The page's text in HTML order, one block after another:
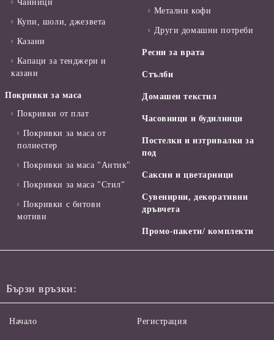
Чайници
Купи, шоли, джезвета
Казани
Капаци за тенджери и
казани
Покривки за маса
Покривки от плат
Покривки за маса от
полиестер
Покривки за маса "Антик"
Покривки за маса "Стил"
Покривки с битови
мотиви
Метални кофи
Други домашни потреби
Ресни за врата
Стълби
Домашен текстил
Часовници и будилници
Постелки и изтривалки за
под
Саксии и цветарници
Сувенирни, декоративни
дръвчета
Промо-пакети/ комплекти
Бързи връзки:
Начало Регистрация